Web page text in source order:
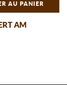
AU PANIER
AM